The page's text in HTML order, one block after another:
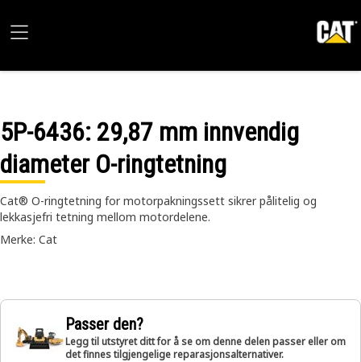
5P-6436: 29,87 mm innvendig
diameter O-ringtetning
Cat® O-ringtetning for motorpakningssett sikrer pålitelig og
lekkasjefri tetning mellom motordelene.
Merke: Cat
Passer den?
Legg til utstyret ditt for å se om denne delen passer eller om
det finnes tilgjengelige reparasjonsalternativer.